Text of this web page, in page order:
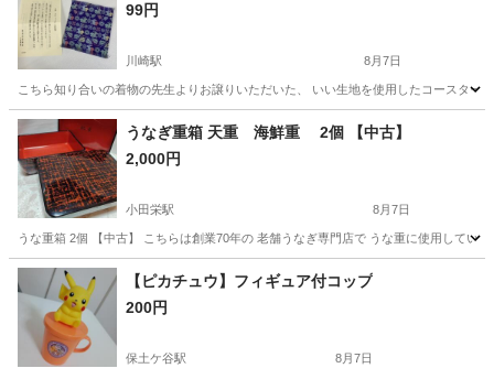
99円
川崎駅 8月7日
こちら知り合いの着物の先生よりお譲りいただいた、 いい生地を使用したコースタ
神奈川 川崎市 川崎駅 生活雑貨 コースター
うなぎ重箱 天重 海鮮重 2個 【中古】
2,000円
小田栄駅 8月7日
うな重箱 2個 【中古】 こちらは創業70年の 老舗うなぎ専門店で うな重に使用してい
神奈川 川崎市 小田栄駅
【ピカチュウ】フィギュア付コップ
200円
保土ケ谷駅 8月7日